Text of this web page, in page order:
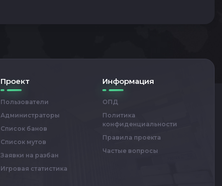
Проект
Пользователи
Администраторы
Список банов
Список мутов
Заявки на разбан
Игровая статистика
Информация
ОПД
Политика
конфиденциальности
Правила проекта
Частые вопросы